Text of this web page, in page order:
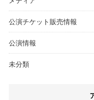
公演チケット販売情報
公演情報
未分類